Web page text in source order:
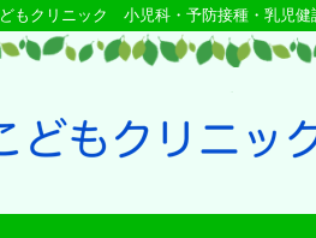
クリニック 小児科・予防接種・乳児健